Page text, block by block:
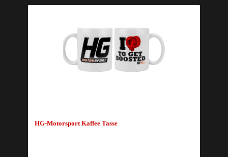
HG-Motorsport Kaffee Tasse